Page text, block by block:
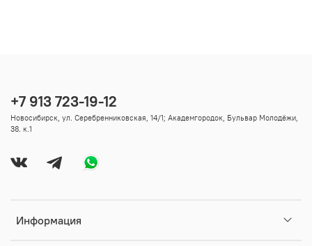
Информация
+7 913 723-19-12
Новосибирск, ул. Серебренниковская, 14/1; Академгородок, Бульвар Молодёжи,
38. к.1